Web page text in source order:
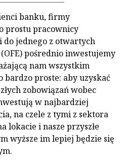
banku, firmy
prostu pracownicy
do jednego z otwartych
pośrednio inwestujemy
nam wszystkim
bardzo proste: aby uzyskać
zobowiązań wobec
w najbardziej
na czele z tymi z sektora
lokacie i nasze przyszłe
wyższe im lepiej będzie się